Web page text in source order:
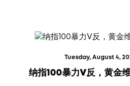
Tuesday, August 4,
纳指100暴力V反，黄金